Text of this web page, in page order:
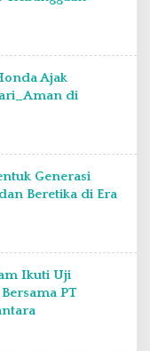
Ajak
di
Generasi
Beretika di Era
Ikuti Uji
PT